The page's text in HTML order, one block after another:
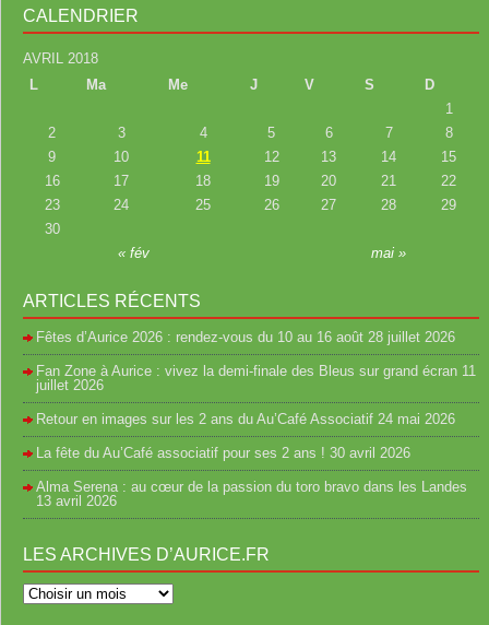
CALENDRIER
AVRIL 2018
L
Ma Me J V S D
« fév mai »
1
2
3 4 5 6 7
8
9
10 11 12 13 14
15
16
17 18 19 20 21
22
23
24 25 26 27 28
29
30
ARTICLES RÉCENTS
Fêtes d’Aurice 2026 : rendez-vous du 10 au 16 août 28 juillet 2026
Fan Zone à Aurice : vivez la demi-finale des Bleus sur grand écran 11
juillet 2026
Retour en images sur les 2 ans du Au’Café Associatif 24 mai 2026
La fête du Au’Café associatif pour ses 2 ans ! 30 avril 2026
Alma Serena : au cœur de la passion du toro bravo dans les Landes
13 avril 2026
LES ARCHIVES D’AURICE.FR